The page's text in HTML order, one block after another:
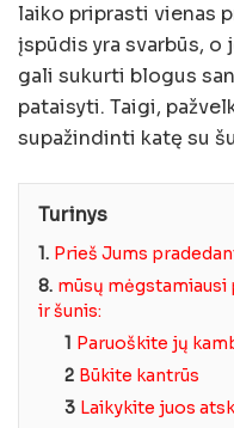
laiko priprasti vienas
įspūdis yra svarbūs, o
gali sukurti blogus
pataisyti. Taigi,
supažindinti katę su
Turinys
1. Prieš Jums
8. mūsų
ir šunis:
1 Paruoškite jų
2 Būkite kantrūs
3 Laikykite juos